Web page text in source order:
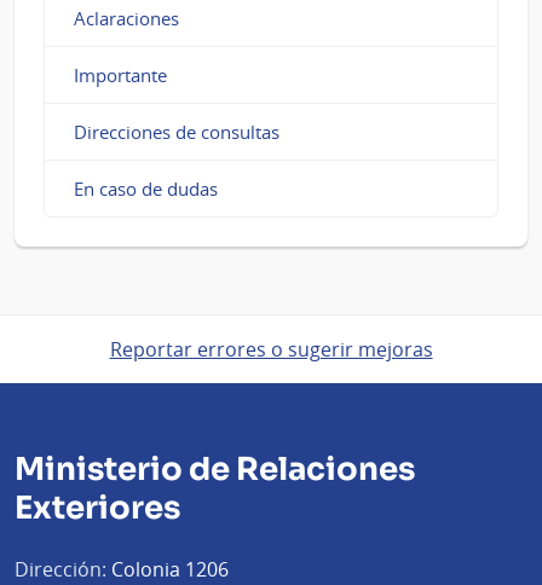
Aclaraciones
Importante
Direcciones de consultas
En caso de dudas
Reportar errores o sugerir mejoras
Ministerio de Relaciones
Exteriores
Dirección: Colonia 1206